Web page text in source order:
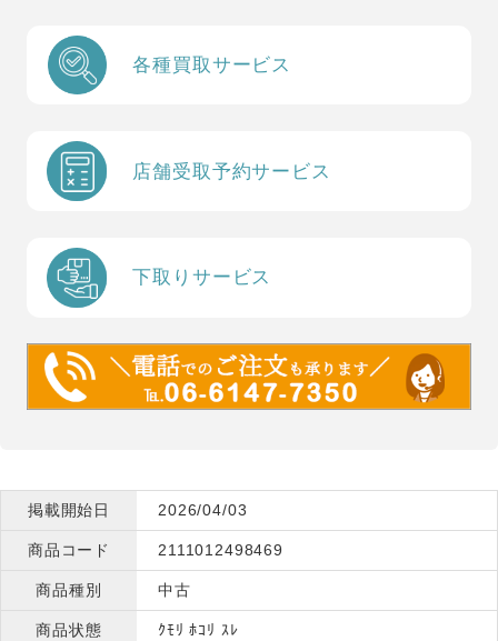
各種買取サービス
店舗受取予約サービス
下取りサービス
掲載開始日 2026/04/03
商品コード 2111012498469
商品種別 中古
商品状態 ｸﾓﾘ ﾎｺﾘ ｽﾚ